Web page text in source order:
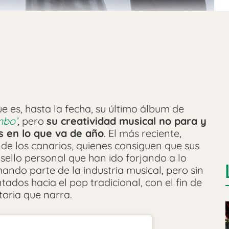
es, hasta la fecha, su último álbum de
, pero su creatividad musical no para y
en lo que va de año. El más reciente,
los canarios, quienes consiguen que sus
personal que han ido forjando a lo
parte de la industria musical, pero sin
hacia el pop tradicional, con el fin de
que narra.